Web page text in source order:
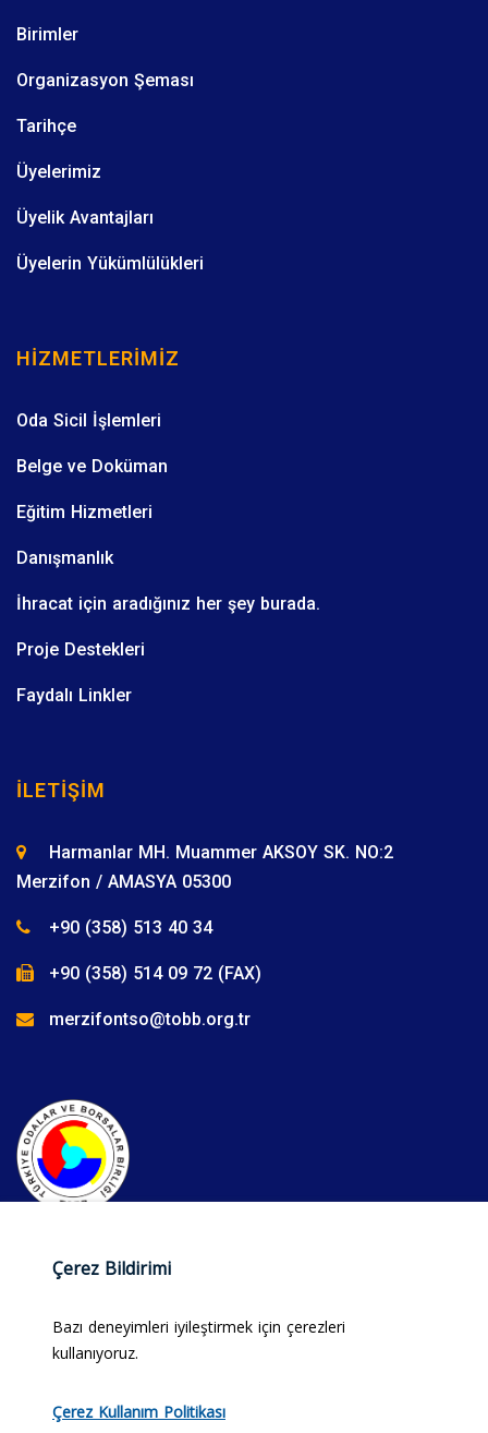
Birimler
Organizasyon Şeması
Tarihçe
Üyelerimiz
Üyelik Avantajları
Üyelerin Yükümlülükleri
HIZMETLERIMIZ
Oda Sicil İşlemleri
Belge ve Doküman
Eğitim Hizmetleri
Danışmanlık
İhracat için aradığınız her şey burada.
Proje Destekleri
Faydalı Linkler
İLETIŞIM
Harmanlar MH. Muammer AKSOY SK. NO:2
Merzifon / AMASYA 05300
+90 (358) 513 40 34
+90 (358) 514 09 72 (FAX)
merzifontso@tobb.org.tr
saklıdır.
Çerez Bildirimi
Bazı deneyimleri iyileştirmek için çerezleri
kullanıyoruz.
Çerez Kullanım Politikası